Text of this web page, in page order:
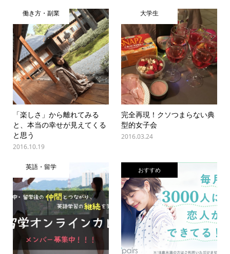
働き方・副業
「楽しさ」から離れてみる
と、本当の幸せが見えてくる
と思う
2016.10.19
大学生
完全再現！クソつまらない典
型的女子会
2016.03.24
英語・留学 おすすめ